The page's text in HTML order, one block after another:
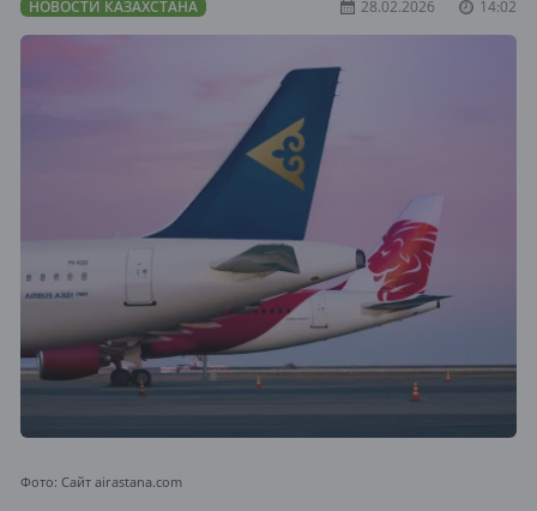
НОВОСТИ КАЗАХСТАНА 28.02.2026 14:02
Фото: Сайт airastana.com